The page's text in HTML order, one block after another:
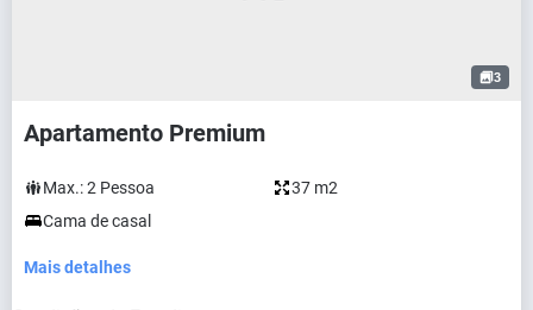
3
Apartamento Premium
Max.:2 Pessoa
37 m2
Cama de casal
Mais detalhes